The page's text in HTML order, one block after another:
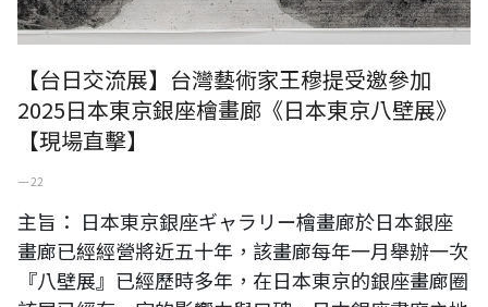
【台日交流展】台灣藝術家王穆提受邀參加
2025日本東京銀座檜畫廊《日本東京八壁展》
【現場直擊】
一 22
主旨： 日本東京銀座ギャラリー檜畫廊於日本銀座
畫廊已經經營將近五十年，該畫廊每年一月舉辦一次
『八壁展』已經歷時多年，在日本東京的銀座畫廊圈